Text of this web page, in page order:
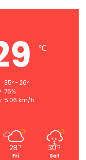
℃
35º - 26º
75%
5.06 km/h
28 ℃
Fri
30 ℃
Sat